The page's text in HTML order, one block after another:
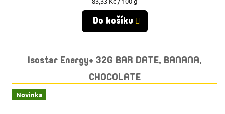
cena:
Do košíku
Isostar Energy+ 32G BAR DATE, BANANA,
CHOCOLATE
Novinka